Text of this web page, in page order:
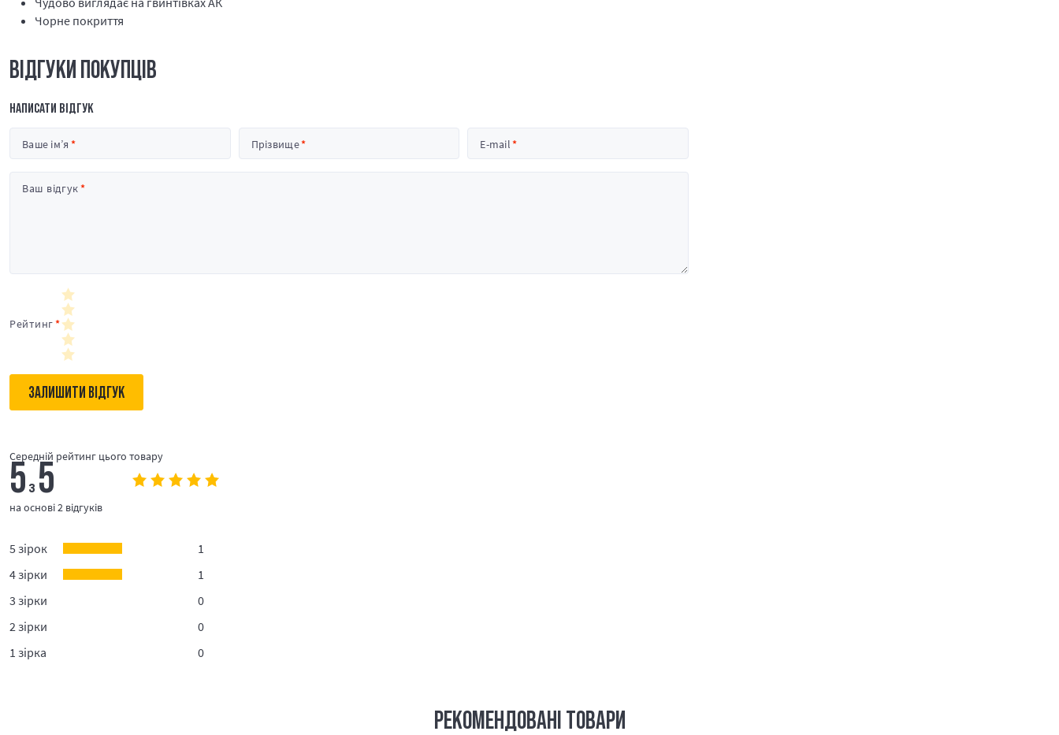
Чорне покриття
ВІДГУКИ ПОКУПЦІВ
НАПИСАТИ ВІДГУК
Ваше ім’я Прізвище E-mail
Ваш відгук
Рейтинг
ЗАЛИШИТИ ВІДГУК
Середній рейтинг цього товару
5з5
на основі 2 відгуків
5 зірок
1
4 зірки
1
3 зірки
0
2 зірки
0
1 зірка
0
РЕКОМЕНДОВАНІ ТОВАРИ